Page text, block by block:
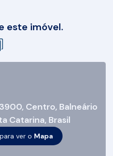
este imóvel.
, Centro, Balneário
Catarina, Brasil
ver o Mapa